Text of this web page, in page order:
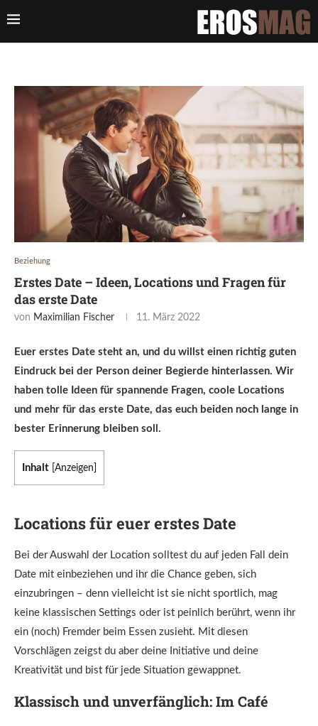
Beziehung
Erstes Date – Ideen, Locations und Fragen für
das erste Date
von Maximilian Fischer 11. März 2022
Euer erstes Date steht an, und du willst einen richtig guten
Eindruck bei der Person deiner Begierde hinterlassen. Wir
haben tolle Ideen für spannende Fragen, coole Locations
und mehr für das erste Date, das euch beiden noch lange in
bester Erinnerung bleiben soll.
Inhalt Anzeigen
Locations für euer erstes Date
Bei der Auswahl der Location solltest du auf jeden Fall dein
Date mit einbeziehen und ihr die Chance geben, sich
einzubringen – denn vielleicht ist sie nicht sportlich, mag
keine klassischen Settings oder ist peinlich berührt, wenn ihr
ein (noch) Fremder beim Essen zusieht. Mit diesen
Vorschlägen zeigst du aber deine Initiative und deine
Kreativität und bist für jede Situation gewappnet.
Klassisch und unverfänglich: Im Café